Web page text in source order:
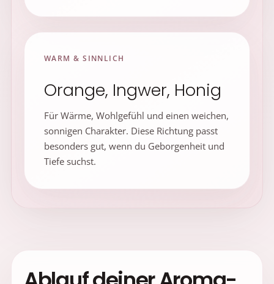
WARM & SINNLICH
Orange, Ingwer, Honig
Für Wärme, Wohlgefühl und einen weichen,
sonnigen Charakter. Diese Richtung passt
besonders gut, wenn du Geborgenheit und
Tiefe suchst.